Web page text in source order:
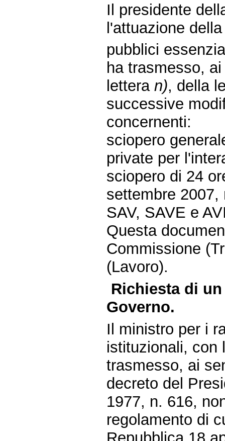
Il presidente
l'attuazione
pubblici
ha trasmesso,
letteran), della
successive
concernenti:
sciopero
private per
sciopero di 24
settembre 2007,
SAV, SAVE e
Questa
Commissione
(Lavoro).
Richiesta di
Governo.
Il ministro per i
istituzionali, con
trasmesso, ai
decreto del
1977, n. 616,
regolamento di